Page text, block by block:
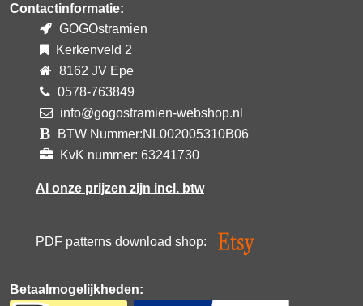
Contactinformatie:
GOGOstramien
Kerkenveld 2
8162 JV Epe
0578-763849
info@gogostramien-webshop.nl
BTW Nummer:NL002005310B06
KvK nummer: 63241730
Al onze prijzen zijn incl. btw
PDF patterns download shop:
Betaalmogelijkheden: